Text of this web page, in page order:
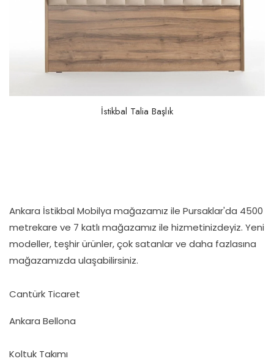
İstikbal Talia Başlık
Ankara İstikbal Mobilya mağazamız ile Pursaklar'da 4500
metrekare ve 7 katlı mağazamız ile hizmetinizdeyiz. Yeni
modeller, teşhir ürünler, çok satanlar ve daha fazlasına
mağazamızda ulaşabilirsiniz.
Cantürk Ticaret
Ankara Bellona
Koltuk Takımı